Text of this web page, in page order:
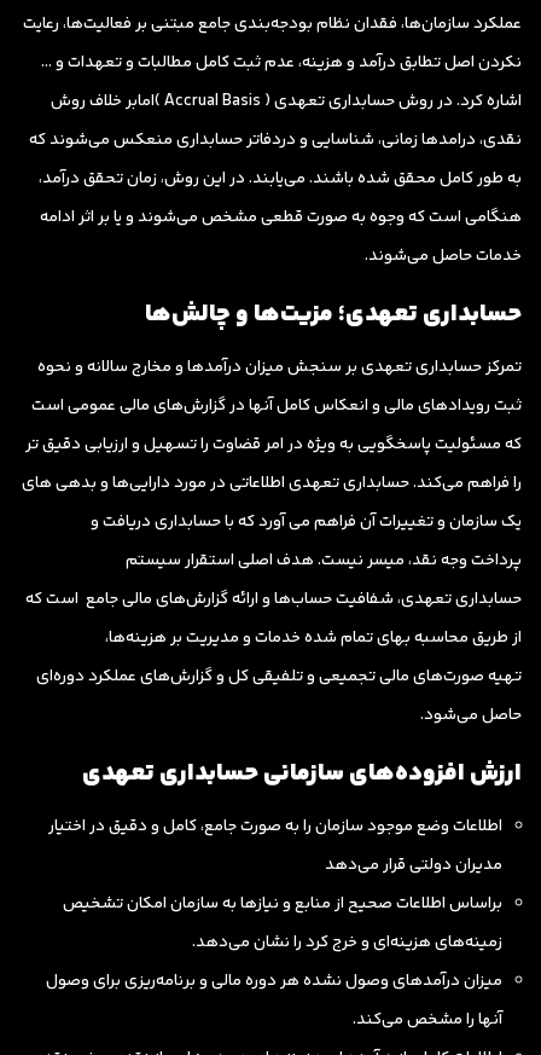
عملکرد سازمان‌ها، فقدان نظام بودجه‌بندی جامع مبتنی بر فعالیت‌ها، رعایت
نکردن اصل تطابق درآمد و هزینه، عدم ثبت کامل مطالبات و تعهدات و …
اشاره کرد. در روش حسابداری تعهدی ( Accrual Basis )امابر خلاف روش
نقدی، درامدها زمانی، شناسایی و دردفاتر حسابداری منعکس می‌شوند که
به طور کامل محقق شده باشند. می‌یابند. در این روش، زمان تحقق درآمد،
هنگامی است که وجوه به صورت قطعی مشخص می‌شوند و یا بر اثر ادامه
خدمات حاصل می‌شوند.
حسابداری تعهدی؛ مزیت‌ها و چالش‌ها
تمرکز حسابداری تعهدی بر سنجش میزان درآمدها و مخارج سالانه و نحوه
ثبت رویدادهای مالی و انعکاس کامل آنها در گزارش‌های مالی عمومی است
که مسئولیت پاسخگویی به ویژه در امر قضاوت را تسهیل و ارزیابی دقیق تر
را فراهم می‌کند. حسابداری تعهدی اطلاعاتی در مورد دارایی‌ها و بدهی های
یک سازمان و تغییرات آن فراهم می آورد که با حسابداری دریافت و
پرداخت وجه نقد، میسر نیست. هدف اصلی استقرار سیستم
حسابداری تعهدی، شفافیت حساب‌ها و ارائه گزارش‌های مالی جامع است که
از طریق محاسبه بهای تمام شده خدمات و مدیریت بر هزینه‌ها،
تهیه صورت‌های مالی تجمیعی و تلفیقی کل و گزارش‌های عملکرد دوره‌ای
حاصل می‌شود.
ارزش افزوده‌های سازمانی حسابداری تعهدی
اطلاعات وضع موجود سازمان را به صورت جامع، کامل و دقیق در اختیار
مدیران دولتی قرار می‌دهد
براساس اطلاعات صحیح از منابع و نیازها به سازمان امکان تشخیص
زمینه‌های هزینه‌ای و خرج کرد را نشان می‌دهد.
میزان درآمدهای وصول نشده هر دوره مالی و برنامه‌ریزی برای وصول
آنها را مشخص می‌کند.